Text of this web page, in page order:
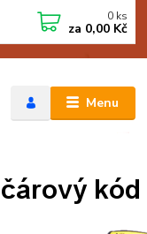
Menu
0 ks
za 0,00 Kč